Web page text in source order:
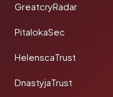
GreatcryRadar
PitalokaSec
HelenscaTrust
DnastyjaTrust